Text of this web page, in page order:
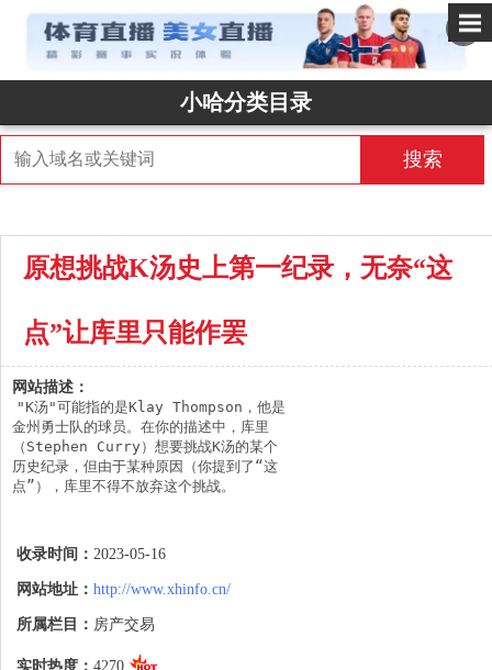
✕
小哈分类目录
搜索
原想挑战K汤史上第一纪录，无奈“这
点”让库里只能作罢
网站描述：
"K汤"可能指的是Klay Thompson，他是
金州勇士队的球员。在你的描述中，库里
（Stephen Curry）想要挑战K汤的某个
历史纪录，但由于某种原因（你提到了“这
点”），库里不得不放弃这个挑战。
挑战Klay Thompson的任何历史纪录。库
里本身就是一位纪录创造者，他在NBA历史
上有许多突出的纪录，例如最多季后赛三分
球命中、最快达成3000个三分球命中等
等。
所以，如果有关库里放弃挑战Klay
收录时间： 2023-05-16
网站地址： http://www.xhinfo.cn/
所属栏目： 房产交易
实时热度： 4270